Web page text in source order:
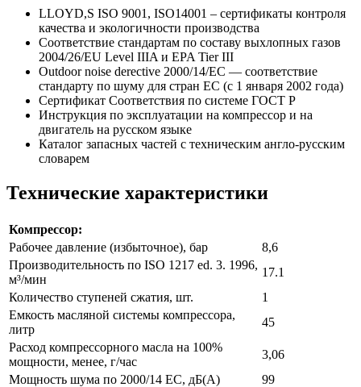
LLOYD,S ISO 9001, ISO14001 – сертификаты контроля
качества и экологичности производства
Соответствие стандартам по составу выхлопных газов
2004/26/EU Level IIIA и EPA Tier III
Outdoor noise derective 2000/14/EC — соответствие
стандарту по шуму для стран ЕС (с 1 января 2002 года)
Сертификат Соответствия по системе ГОСТ Р
Инструкция по эксплуатации на компрессор и на
двигатель на русском языке
Каталог запасных частей с техническим англо-русским
словарем
Технические характеристики
Компрессор:
Рабочее давление (избыточное), бар
8,6
Производительность по ISO 1217 ed. 3. 1996,
м³/мин
17.1
Количество ступеней сжатия, шт.
1
Емкость масляной системы компрессора,
литр
45
Расход компрессорного масла на 100%
мощности, менее, г/час
3,06
Мощность шума по 2000/14 ЕС, дБ(А)
99